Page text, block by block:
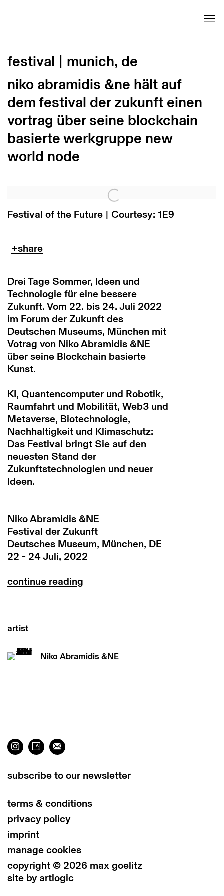
festival | munich, de
niko abramidis &ne hält auf
dem festival der zukunft einen
vortrag über seine blockchain
basierte werkgruppe new
world node
Open a larger version of the following image in
Festival of the Future | Courtesy: 1E9
Drei Tage Sommer, Ideen und
Technologie für eine bessere
Zukunft. Vom 22. bis 24. Juli 2022
im Forum der Zukunft des
Deutschen Museums, München mit
Votrag von Niko Abramidis &NE
über seine Blockchain basierte
Kunst.
KI, Quantencomputer und Robotik,
Raumfahrt und Mobilität, Web3 und
Metaverse, Biotechnologie,
Nachhaltigkeit und Klimaschutz:
Das Festival bringt Sie auf den
neuesten Stand der
Zukunftstechnologien und neuer
Ideen.
Niko Abramidis &NE
Festival der Zukunft
Deutsches Museum, München, DE
22 - 24 Juli, 2022
continue reading
artist
Niko Abramidis &NE
subscribe to our newsletter
terms & conditions
privacy policy
imprint
manage cookies
copyright © 2026 max goelitz
site by artlogic